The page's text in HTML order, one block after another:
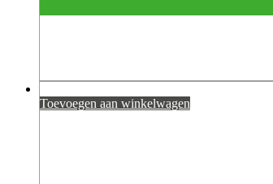
Toevoegen aan winkelwagen